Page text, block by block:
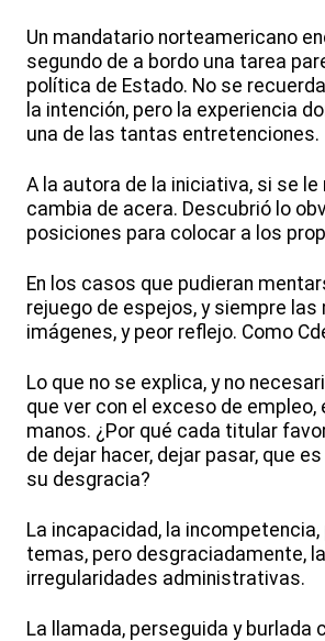
Un mandatario norteamericano
segundo de a bordo una tarea
política de Estado. No se
la intención, pero la experiencia
una de las tantas entretenciones.
A la autora de la iniciativa, si se le
cambia de acera. Descubrió lo
posiciones para colocar a los
En los casos que pudieran
rejuego de espejos, y siempre
imágenes, y peor reflejo. Como
Lo que no se explica, y no
que ver con el exceso de empleo,
manos. ¿Por qué cada titular
de dejar hacer, dejar pasar, que
su desgracia?
La incapacidad, la
temas, pero desgraciadamente,
irregularidades administrativas.
La llamada, perseguida y burlada